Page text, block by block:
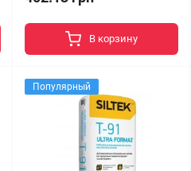
В корзину
Популярный